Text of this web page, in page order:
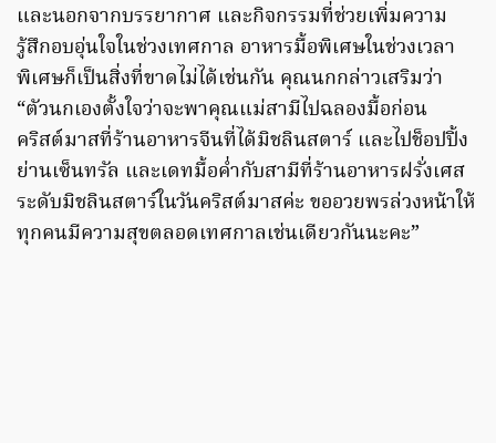
และนอกจากบรรยากาศ และกิจกรรมที่ช่วยเพิ่มความ
รู้สึกอบอุ่นใจในช่วงเทศกาล อาหารมื้อพิเศษในช่วงเวลา
พิเศษก็เป็นสิ่งที่ขาดไม่ได้เช่นกัน คุณนกกล่าวเสริมว่า
“ตัวนกเองตั้งใจว่าจะพาคุณแม่สามีไปฉลองมื้อก่อน
คริสต์มาสที่ร้านอาหารจีนที่ได้มิชลินสตาร์ และไปช็อปปิ้ง
ย่านเซ็นทรัล และเดทมื้อค่ำกับสามีที่ร้านอาหารฝรั่งเศส
ระดับมิชลินสตาร์ในวันคริสต์มาสค่ะ ขออวยพรล่วงหน้าให้
ทุกคนมีความสุขตลอดเทศกาลเช่นเดียวกันนะคะ”